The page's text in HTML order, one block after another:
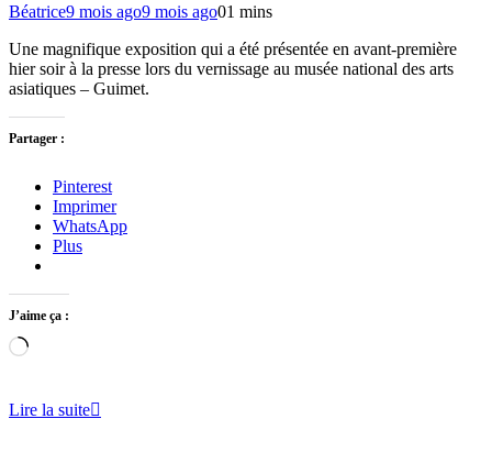
Béatrice9 mois ago9 mois ago01 mins
Une magnifique exposition qui a été présentée en avant-première
hier soir à la presse lors du vernissage au musée national des arts
asiatiques – Guimet.
Partager :
Pinterest
Imprimer
WhatsApp
Plus
J’aime ça :
Chargement…
Lire la suite